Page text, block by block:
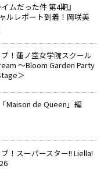
ムだった件 第4期』
ルレポート到着！岡咲美
！蓮ノ空女学院スクール
～Bloom Garden Party
＞
Maison de Queen」編
！スーパースター!! Liella!